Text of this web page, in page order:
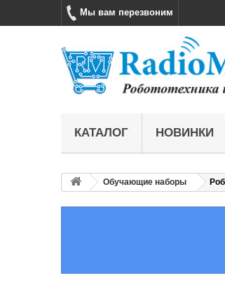
Мы вам перезвоним
КАТАЛОГ НОВИНКИ
Обучающие наборы